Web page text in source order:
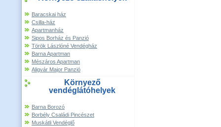
Baracskai ház
Csilla-ház
Apartmanház
Sipos Borház és Panzió
Török Lászlóné Vendégház
Barna Apartman
Mészáros Apartman
Aligvár Major Panzió
Környező
vendéglátóhelyek
Barna Borozó
Borbély Családi Pincészet
Muskátli Vendéglő